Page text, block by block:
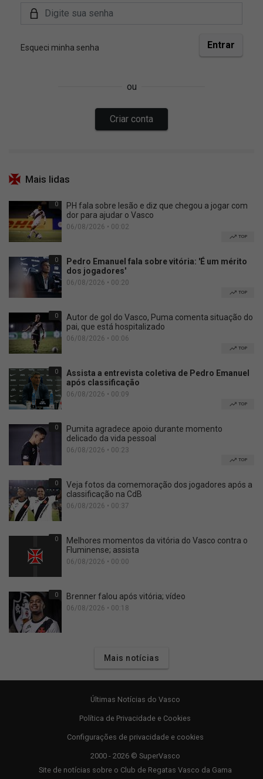
Mais lidas
0
PH fala sobre lesão e diz que chegou a jogar com
dor para ajudar o Vasco
06/08/2026 • 00:02
TOP
0
Pedro Emanuel fala sobre vitória: 'É um mérito
dos jogadores'
06/08/2026 • 00:20
TOP
0
Autor de gol do Vasco, Puma comenta situação do
pai, que está hospitalizado
06/08/2026 • 00:06
TOP
0
Assista a entrevista coletiva de Pedro Emanuel
após classificação
06/08/2026 • 00:09
TOP
0
Pumita agradece apoio durante momento
delicado da vida pessoal
06/08/2026 • 00:23
TOP
0
Veja fotos da comemoração dos jogadores após a
classificação na CdB
06/08/2026 • 00:37
0
Melhores momentos da vitória do Vasco contra o
Fluminense; assista
06/08/2026 • 00:00
0 Brenner falou após vitória; vídeo
06/08/2026 • 00:18
Mais notícias
Últimas Notícias do Vasco
Política de Privacidade e Cookies
Configurações de privacidade e cookies
2000 - 2026 © SuperVasco
Site de notícias sobre o Club de Regatas Vasco da Gama